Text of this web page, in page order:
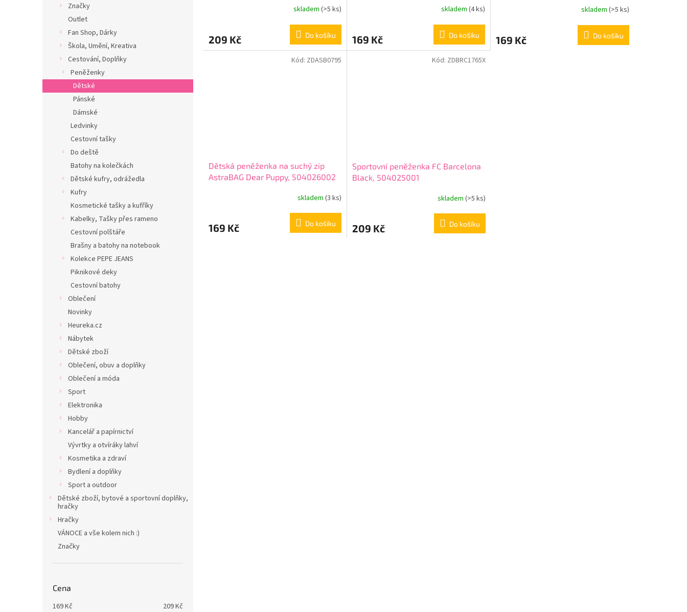
Značky
Outlet
Fan Shop, Dárky
Škola, Umění, Kreativa
Cestování, Doplňky
Peněženky
Dětské
Pánské
Dámské
Ledvinky
Cestovní tašky
Do deště
Batohy na kolečkách
Dětské kufry, odrážedla
Kufry
Kosmetické tašky a kufříky
Kabelky, Tašky přes rameno
Cestovní polštáře
Brašny a batohy na notebook
Kolekce PEPE JEANS
Piknikové deky
Cestovní batohy
Oblečení
Novinky
Heureka.cz
Nábytek
Dětské zboží
Oblečení, obuv a doplňky
Oblečení a móda
Sport
Elektronika
Hobby
Kancelář a papírnictví
Vývrtky a otvíráky lahví
Kosmetika a zdraví
Bydlení a doplňky
Sport a outdoor
Dětské zboží, bytové a sportovní doplňky,
hračky
Hračky
VÁNOCE a vše kolem nich :)
Značky
Cena
169Kč 209Kč
skladem (>5 ks)
209 Kč Do košíku
skladem (4 ks)
169 Kč Do košíku
skladem (>5 ks)
169 Kč Do košíku
Dětská peněženka na suchý zip
AstraBAG Dear Puppy, 504026002
skladem (3 ks)
169 Kč Do košíku
Kód: ZDASB0795
Sportovní peněženka FC Barcelona
Black, 504025001
skladem (>5 ks)
209 Kč Do košíku
Kód: ZDBRC1765X